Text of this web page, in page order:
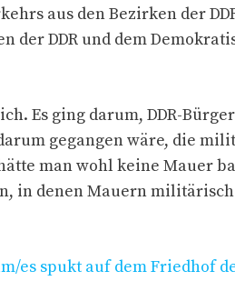
aus den Bezirken der
der DDR und dem
Es ging darum, DDR-
gegangen wäre, die
man wohl keine Mauer
in denen Mauern
es spukt auf dem Friedhof